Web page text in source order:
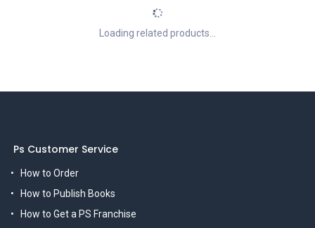
Loading related products...
Ps Customer Service
How to Order
How to Publish Books
How to Get a PS Franchise